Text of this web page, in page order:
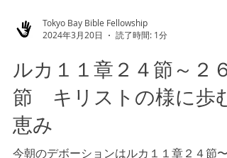
2024年3月20日
読了時間: 1分
ルカ１１章２４節～２６
節 キリストの様に歩む